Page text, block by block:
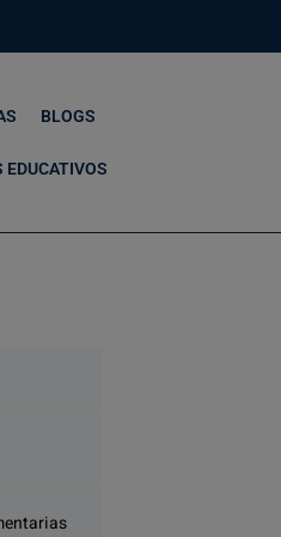
BLOGS
EDUCATIVOS